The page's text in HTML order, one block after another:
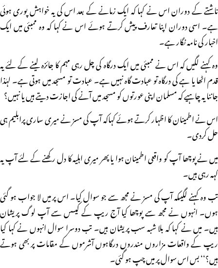
ناشتے کے دوران اس نے کہا کہ ایک زمانے کے بعد اس کی یہ خواہش پوری ہوئی
ہے۔ اسی دوران اپنا تعارف پیش کرتے ہوئے اس نے کہا کہ وہ ممبئی میں ایک
اخبار کی نامہ نگار ہے۔
وہ کہنے لگیں کہ اس نے ممبئی میں ایک درگاہ کی چل رہی مہم کا جائزہ لینے کے لئے یہ
قدم اٹھا یا ہے کی درگاہ تو عبادت گاہ نہیں ہے۔ عبادت تو مسجد میں ہوتی ہے۔ لہٰذا
جاننا یہ چاہیے کہ مسلمان اپنی عورتوں کو مسجد میں آنے کی اجازت دیتے ہیں یا نہیں؟
اس نے اطمینان کا اظہار کرتے ہوئے کہاکہ آپ کی مسز نے میری ساری پرابلیم ہی
حل کردی۔
میں نے پوچھا آپ کو واقعی اطمینان ہوا یا پھر میری اہلیہ کا دل رکھنے کے لئے آپ یہ
کہہ رہی ہیں۔
تب وہ کہنے لگیںکہ آپ کی مسز نے مجھ سے جو سوال کیا۔ اس پر میں لا جواب ہو گئی
ہوں۔ انہوں نے مجھ سے پوچھا کیا آج ریپ کے کیسس سے آپ لوگ پریشان
ہیں۔ میں نے کہا کہ بلا شبہ سب پریشان ہیں۔ تب دوسرا سوال انہوں نے کہا کیا
ریپ کے واقعات مزاروں مندروں درگاہوں آشرموں کے مقامات پر بھی ہوتے
ہیں؟‘‘ بس اس سوال پر میں چپ ہو گئی۔